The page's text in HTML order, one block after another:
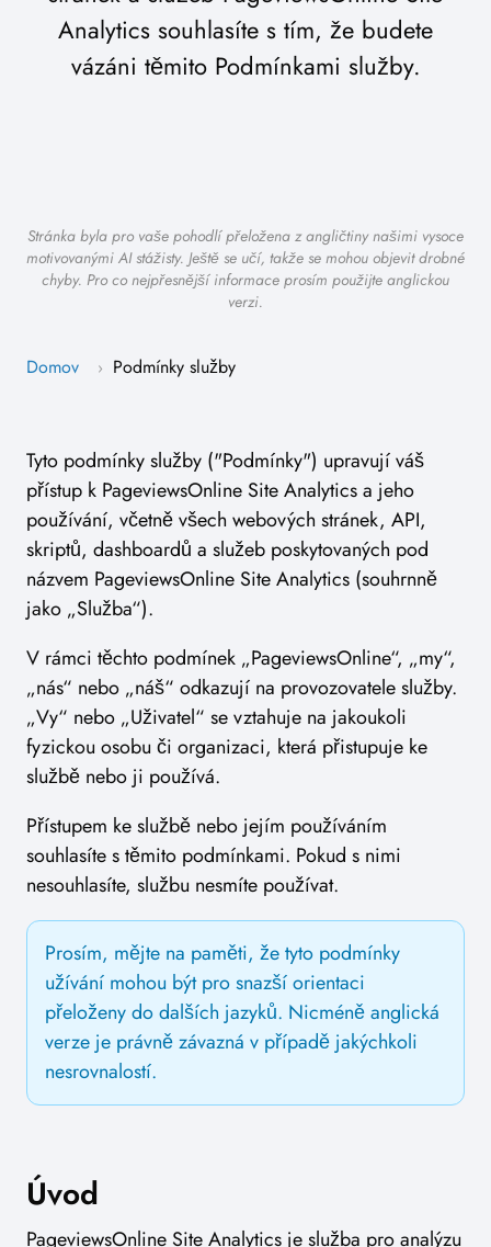
Analytics souhlasíte s tím, že budete
vázáni těmito Podmínkami služby.
Stránka byla pro vaše pohodlí přeložena z angličtiny našimi vysoce
motivovanými AI stážisty. Ještě se učí, takže se mohou objevit drobné
chyby. Pro co nejpřesnější informace prosím použijte anglickou
verzi.
Domov › Podmínky služby
Tyto podmínky služby ("Podmínky") upravují váš
přístup k PageviewsOnline Site Analytics a jeho
používání, včetně všech webových stránek, API,
skriptů, dashboardů a služeb poskytovaných pod
názvem PageviewsOnline Site Analytics (souhrnně
jako „Služba“).
V rámci těchto podmínek „PageviewsOnline“, „my“,
„nás“ nebo „náš“ odkazují na provozovatele služby.
„Vy“ nebo „Uživatel“ se vztahuje na jakoukoli
fyzickou osobu či organizaci, která přistupuje ke
službě nebo ji používá.
Přístupem ke službě nebo jejím používáním
souhlasíte s těmito podmínkami. Pokud s nimi
nesouhlasíte, službu nesmíte používat.
Prosím, mějte na paměti, že tyto podmínky
užívání mohou být pro snazší orientaci
přeloženy do dalších jazyků. Nicméně anglická
verze je právně závazná v případě jakýchkoli
nesrovnalostí.
Úvod
PageviewsOnline Site Analytics je služba pro analýzu